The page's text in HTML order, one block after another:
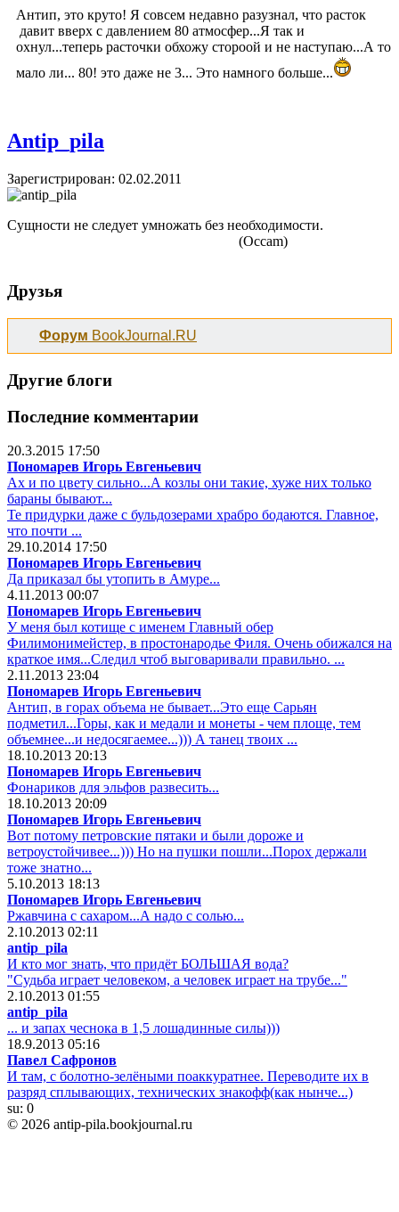
Антип, это круто! Я совсем недавно разузнал, что расток
давит вверх с давлением 80 атмосфер...Я так и
охнул...теперь расточки обхожу стороой и не наступаю...А то
мало ли... 80! это даже не 3... Это намного больше...
Antip_pila
Зарегистрирован: 02.02.2011
Сущности не следует умножать без необходимости.
(Occam)
Друзья
Форум BookJournal.RU
Другие блоги
Последние комментарии
20.3.2015 17:50
Пономарев Игорь Евгеньевич
Ах и по цвету сильно...А козлы они такие, хуже них только
бараны бывают...
Те придурки даже с бульдозерами храбро бодаются. Главное,
что почти ...
29.10.2014 17:50
Пономарев Игорь Евгеньевич
Да приказал бы утопить в Амуре...
4.11.2013 00:07
Пономарев Игорь Евгеньевич
У меня был котище с именем Главный обер
Филимонимейстер, в простонародье Филя. Очень обижался на
краткое имя...Следил чтоб выговаривали правильно. ...
2.11.2013 23:04
Пономарев Игорь Евгеньевич
Антип, в горах объема не бывает...Это еще Сарьян
подметил...Горы, как и медали и монеты - чем площе, тем
объемнее...и недосягаемее...))) А танец твоих ...
18.10.2013 20:13
Пономарев Игорь Евгеньевич
Фонариков для эльфов развесить...
18.10.2013 20:09
Пономарев Игорь Евгеньевич
Вот потому петровские пятаки и были дороже и
ветроустойчивее...))) Но на пушки пошли...Порох держали
тоже знатно...
5.10.2013 18:13
Пономарев Игорь Евгеньевич
Ржавчина с сахаром...А надо с солью...
2.10.2013 02:11
antip_pila
И кто мог знать, что придёт БОЛЬШАЯ вода?
"Судьба играет человеком, а человек играет на трубе..."
2.10.2013 01:55
antip_pila
... и запах чеснока в 1,5 лошадинные силы)))
18.9.2013 05:16
Павел Сафронов
И там, с болотно-зелёными поаккуратнее. Переводите их в
разряд сплывающих, технических знакофф(как нынче...)
su: 0
© 2026 antip-pila.bookjournal.ru